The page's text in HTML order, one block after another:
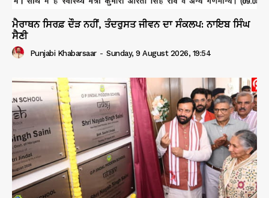
ਮੈਰਾਥਨ ਸਿਰਫ਼ ਦੌੜ ਨਹੀਂ, ਤੰਦਰੁਸਤ ਜੀਵਨ ਦਾ ਸੰਕਲਪ: ਨਾਇਬ ਸਿੰਘ
ਸੈਣੀ
Punjabi Khabarsaar - Sunday, 9 August 2026, 19:54